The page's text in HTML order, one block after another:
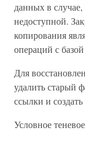
данных в случае,
недоступной.
копирования
операций с
Для
удалить старый
ссылки и
Условное